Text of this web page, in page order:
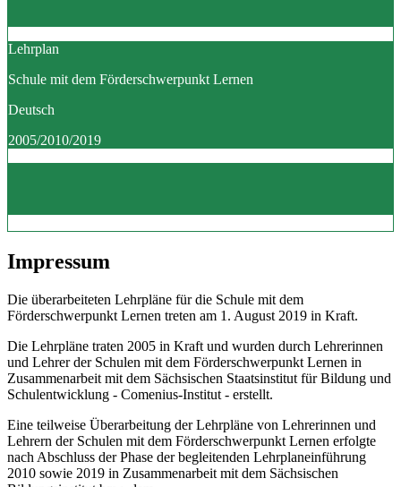
Lehrplan
Schule mit dem Förderschwerpunkt Lernen
Deutsch
2005/2010/2019
Impressum
Die überarbeiteten Lehrpläne für die Schule mit dem
Förderschwerpunkt Lernen treten am 1. August 2019 in Kraft.
Die Lehrpläne traten 2005 in Kraft und wurden durch Lehrerinnen
und Lehrer der Schulen mit dem Förderschwerpunkt Lernen in
Zusammenarbeit mit dem Sächsischen Staatsinstitut für Bildung und
Schulentwicklung - Comenius-Institut - erstellt.
Eine teilweise Überarbeitung der Lehrpläne von Lehrerinnen und
Lehrern der Schulen mit dem Förderschwerpunkt Lernen erfolgte
nach Abschluss der Phase der begleitenden Lehrplaneinführung
2010 sowie 2019 in Zusammenarbeit mit dem Sächsischen